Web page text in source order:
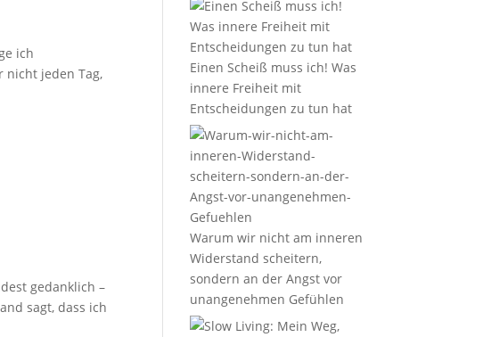
ich
nicht jeden Tag,
gedanklich –
sagt, dass ich
Einen Scheiß muss ich! Was
innere Freiheit mit
Entscheidungen zu tun hat
Warum wir nicht am inneren
Widerstand scheitern,
sondern an der Angst vor
unangenehmen Gefühlen